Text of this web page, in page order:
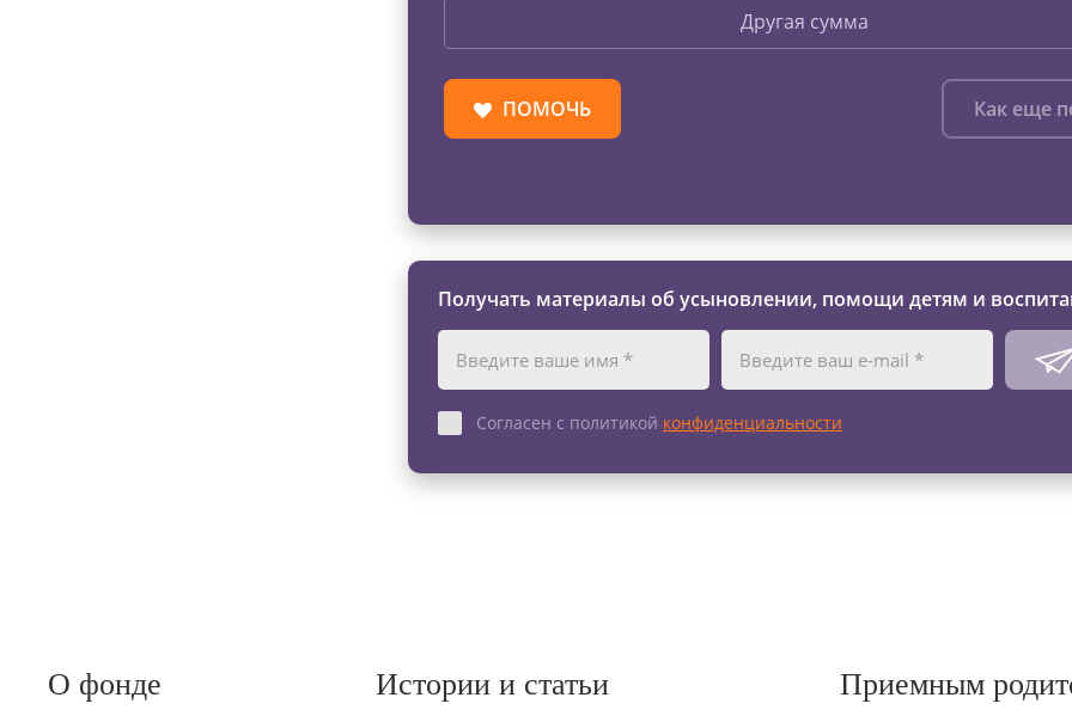
Другая сумма
ПОМОЧЬ Как еще
Получать материалы об усыновлении, помощи детям и
Согласен с политикой конфиденциальности
О фонде Истории и статьи Приемным